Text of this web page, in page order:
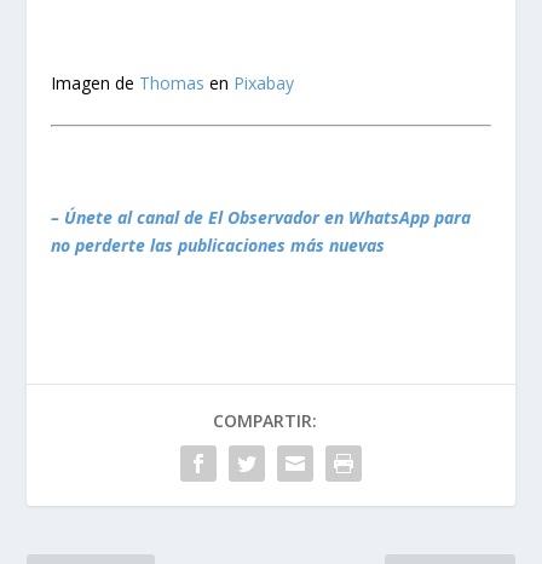
Imagen de Thomas en Pixabay
– Únete al canal de El Observador en WhatsApp para
no perderte las publicaciones más nuevas
COMPARTIR: